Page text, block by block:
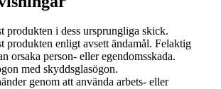
produkten i dess ursprungliga skick.
produkten enligt avsett ändamål. Felaktig
orsaka person- eller egendomsskada.
med skyddsglasögon.
genom att använda arbets- eller